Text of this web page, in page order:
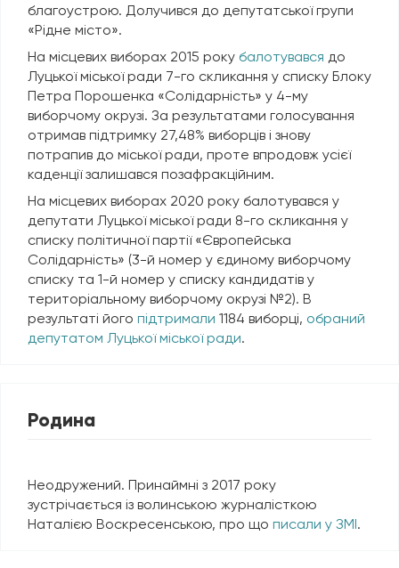
благоустрою. Долучився до депутатської групи
«Рідне місто».
На місцевих виборах 2015 року балотувався до
Луцької міської ради 7-го скликання у списку Блоку
Петра Порошенка «Солідарність» у 4-му
виборчому окрузі. За результатами голосування
отримав підтримку 27,48% виборців і знову
потрапив до міської ради, проте впродовж усієї
каденції залишався позафракційним.
На місцевих виборах 2020 року балотувався у
депутати Луцької міської ради 8-го скликання у
списку політичної партії «Європейська
Солідарність» (3-й номер у єдиному виборчому
списку та 1-й номер у списку кандидатів у
територіальному виборчому окрузі №2). В
результаті його підтримали 1184 виборці, обраний
депутатом Луцької міської ради.
Родина
Неодружений. Принаймні з 2017 року
зустрічається із волинською журналісткою
Наталією Воскресенською, про що писали у ЗМІ.